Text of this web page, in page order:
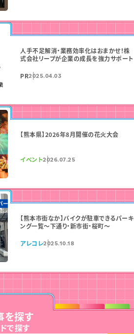
人手不足解消・業務効率化はおまかせ！株
式会社リープが企業の成長を強力サポート
PR2025.04.03
【熊本県】2026年8月開催の花火大会
イベント2026.07.25
【熊本市街なか】バイクが駐車できるパーキ
ング一覧〜下通り・新市街・桜町〜
アレコレ2025.10.18
を探す
で探す